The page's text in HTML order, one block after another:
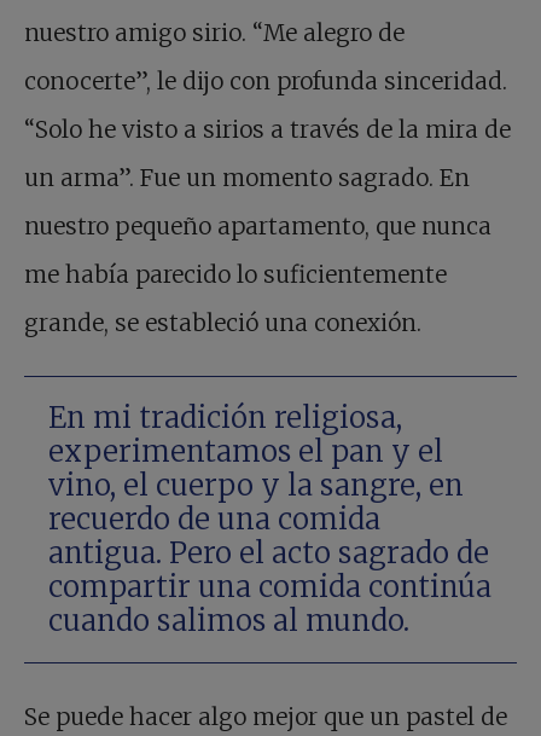
nuestro amigo sirio. “Me alegro de
conocerte”, le dijo con profunda sinceridad.
“Solo he visto a sirios a través de la mira de
un arma”. Fue un momento sagrado. En
nuestro pequeño apartamento, que nunca
me había parecido lo suficientemente
grande, se estableció una conexión.
En mi tradición religiosa,
experimentamos el pan y el
vino, el cuerpo y la sangre, en
recuerdo de una comida
antigua. Pero el acto sagrado de
compartir una comida continúa
cuando salimos al mundo.
Se puede hacer algo mejor que un pastel de